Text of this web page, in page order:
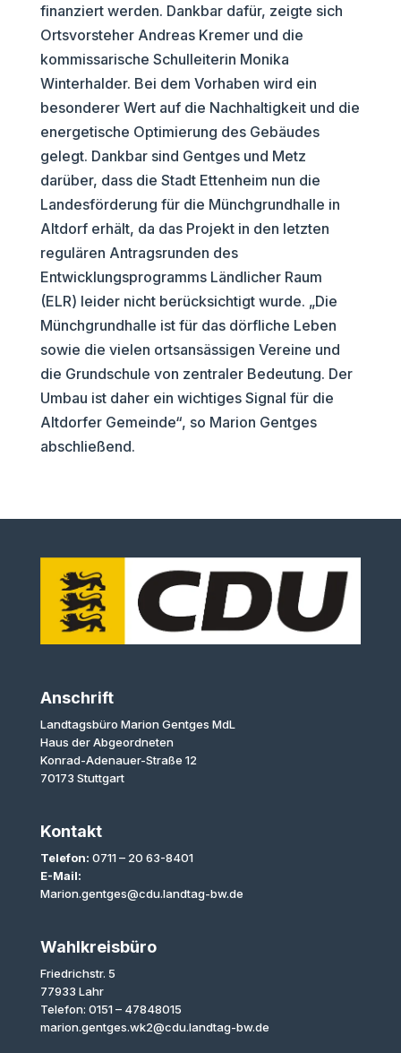
finanziert werden. Dankbar dafür, zeigte sich
Ortsvorsteher Andreas Kremer und die
kommissarische Schulleiterin Monika
Winterhalder. Bei dem Vorhaben wird ein
besonderer Wert auf die Nachhaltigkeit und die
energetische Optimierung des Gebäudes
gelegt. Dankbar sind Gentges und Metz
darüber, dass die Stadt Ettenheim nun die
Landesförderung für die Münchgrundhalle in
Altdorf erhält, da das Projekt in den letzten
regulären Antragsrunden des
Entwicklungsprogramms Ländlicher Raum
(ELR) leider nicht berücksichtigt wurde. „Die
Münchgrundhalle ist für das dörfliche Leben
sowie die vielen ortsansässigen Vereine und
die Grundschule von zentraler Bedeutung. Der
Umbau ist daher ein wichtiges Signal für die
Altdorfer Gemeinde“, so Marion Gentges
abschließend.
Anschrift
Landtagsbüro Marion Gentges MdL
Haus der Abgeordneten
Konrad-Adenauer-Straße 12
70173 Stuttgart
Kontakt
Telefon: 0711 – 20 63-8401
E-Mail:
Marion.gentges@cdu.landtag-bw.de
Wahlkreisbüro
Friedrichstr. 5
77933 Lahr
Telefon: 0151 – 47848015
marion.gentges.wk2@cdu.landtag-bw.de